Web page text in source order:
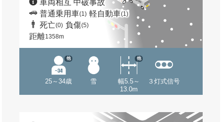
車両相互 中破事故
普通乗用車(1) 軽自動車(1)
死亡(0) 負傷(5)
距離1358m
25～34歳
他
雪
幅5.5～
13.0m
他
３灯式信号